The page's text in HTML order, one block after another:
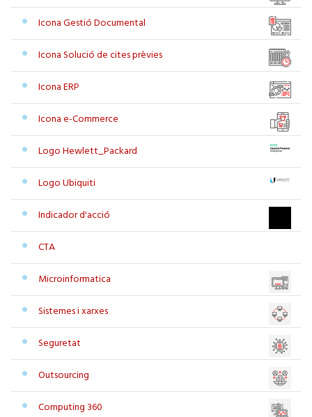
Icona Gestió Documental
Icona Solució de cites prèvies
Icona ERP
Icona e-Commerce
Logo Hewlett_Packard
Logo Ubiquiti
Indicador d'acció
CTA
Microinformatica
Sistemes i xarxes
Seguretat
Outsourcing
Computing 360